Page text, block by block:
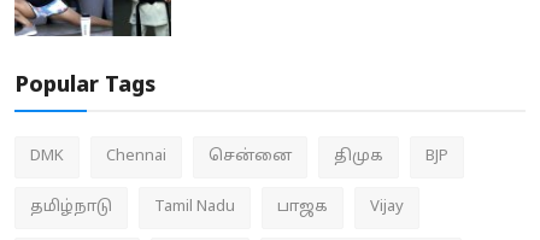
Popular Tags
DMK Chennai சென்னை திமுக BJP
தமிழ்நாடு Tamil Nadu பாஜக Vijay